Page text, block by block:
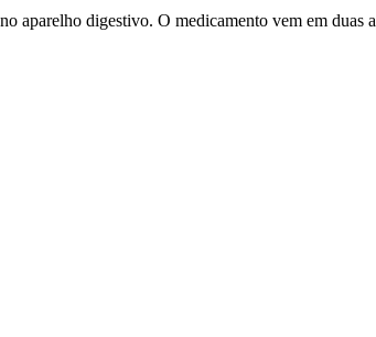
digestivo. O medicamento vem em duas